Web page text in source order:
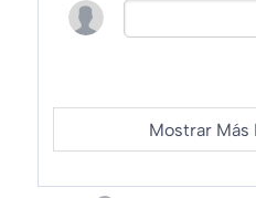
Mostrar Más